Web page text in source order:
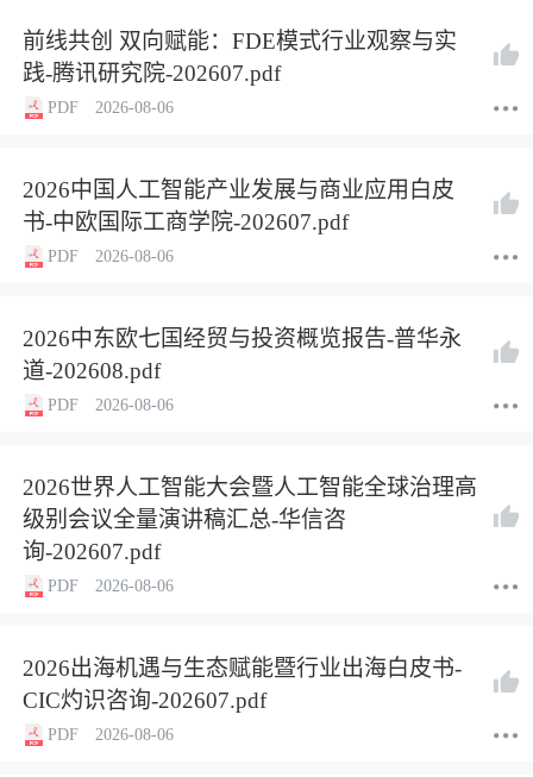
前线共创 双向赋能：FDE模式行业观察与实
践-腾讯研究院-202607.pdf
PDF 2026-08-06
2026中国人工智能产业发展与商业应用白皮
书-中欧国际工商学院-202607.pdf
PDF 2026-08-06
2026中东欧七国经贸与投资概览报告-普华永
道-202608.pdf
PDF 2026-08-06
2026世界人工智能大会暨人工智能全球治理高
级别会议全量演讲稿汇总-华信咨
询-202607.pdf
PDF 2026-08-06
2026出海机遇与生态赋能暨行业出海白皮书-
CIC灼识咨询-202607.pdf
PDF 2026-08-06